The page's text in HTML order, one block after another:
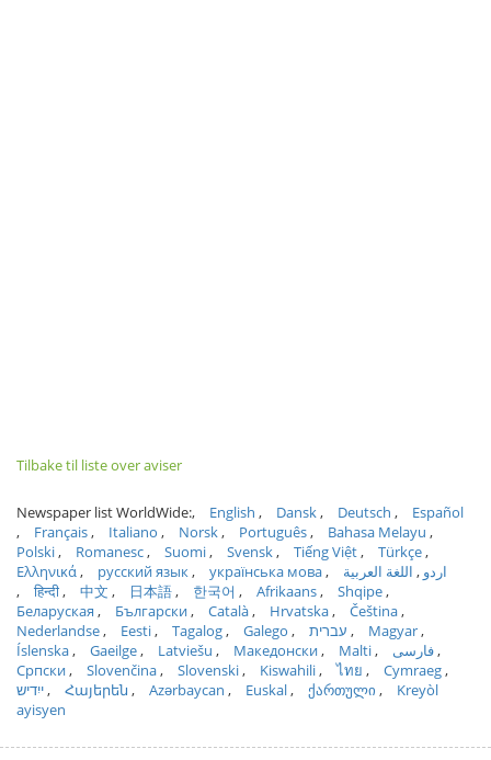
Tilbake til liste over aviser
Newspaper list WorldWide: English Dansk Deutsch
Español
Français
Italiano Norsk Português
Bahasa Melayu
Polski
Romanesc Suomi Svensk Tiếng Việt
Türkçe
Ελληνικά
русский язык українська мова اردو
اللغة العربية
हिन्दी
中文 日本語 한국어 Afrikaans
Shqipe
Беларуская
Български Català Hrvatska
Čeština
Nederlandse
Eesti Tagalog Galego עברית
Magyar
Íslenska
Gaeilge Latviešu Македонски Malti
فارسی
Српски
Slovenčina Slovenski Kiswahili ไทย
Cymraeg
ייִדיש
Հայերեն Azərbaycan Euskal ქართული
Kreyòl
ayisyen